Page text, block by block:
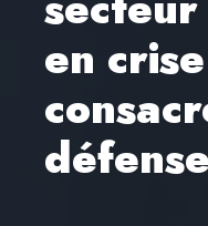
en